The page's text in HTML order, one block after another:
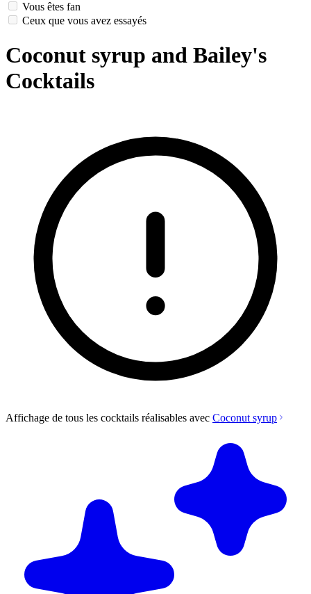
Vous êtes fan
Ceux que vous avez essayés
Coconut syrup and Bailey's
Cocktails
Affichage de tous les cocktails réalisables avec Coconut syrup